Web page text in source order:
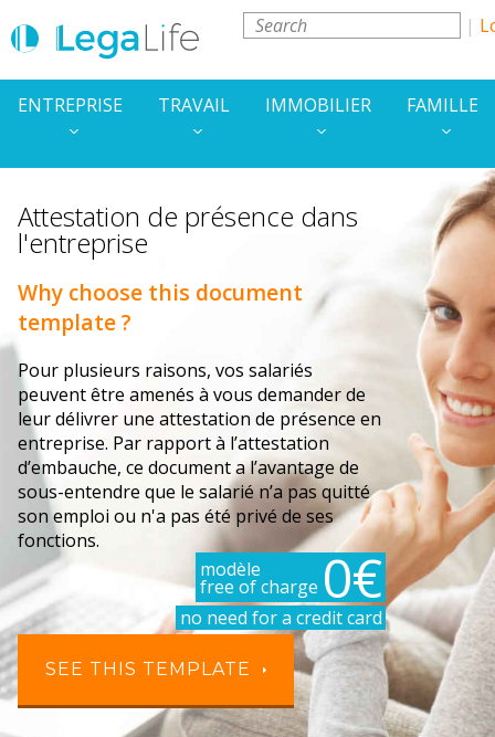
ENTREPRISE TRAVAIL IMMOBILIER FAMILLE
Attestation de présence dans
l'entreprise
Why choose this document
template ?
Pour plusieurs raisons, vos salariés
peuvent être amenés à vous demander de
leur délivrer une attestation de présence en
entreprise. Par rapport à l’attestation
d’embauche, ce document a l’avantage de
sous-entendre que le salarié n’a pas quitté
son emploi ou n'a pas été privé de ses
fonctions.
modèle
free of charge 0€
no need for a credit card
SEE THIS TEMPLATE